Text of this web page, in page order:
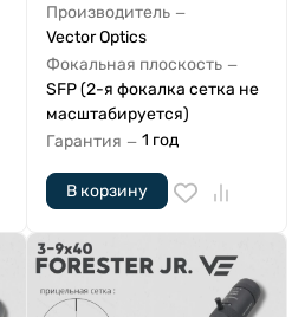
Производитель —
Vector Optics
Фокальная плоскость —
SFP (2-я фокалка сетка не
масштабируется)
Гарантия — 1 год
В корзину